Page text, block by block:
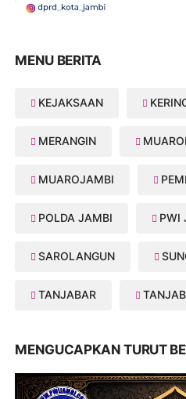
MENU BERITA
KEJAKSAAN
MERANGIN
MUAROJAMBI
POLDA JAMBI PWI
SAROLANGUN
TANJABAR
MENGUCAPKAN TURUT